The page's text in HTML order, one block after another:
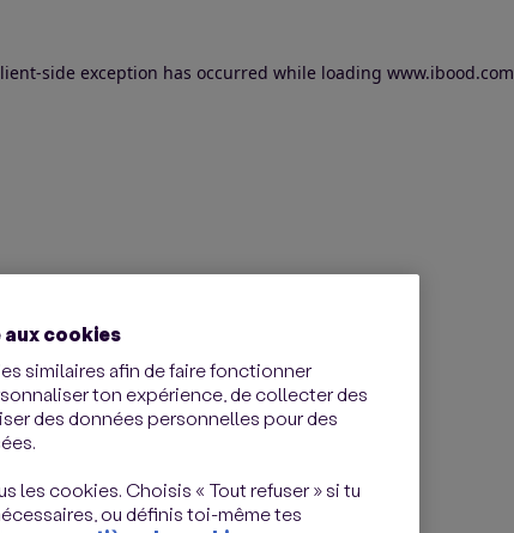
side exception has occurred while loading www.ibood.com
aux cookies
similaires afin de faire fonctionner
ton expérience, de collecter des
des données personnelles pour des
les cookies. Choisis « Tout refuser » si tu
ou définis toi-même tes